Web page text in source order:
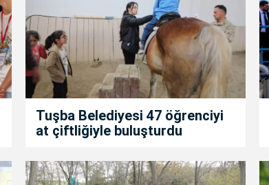
Tuşba Belediyesi 47 öğrenciyi
at çiftliğiyle buluşturdu